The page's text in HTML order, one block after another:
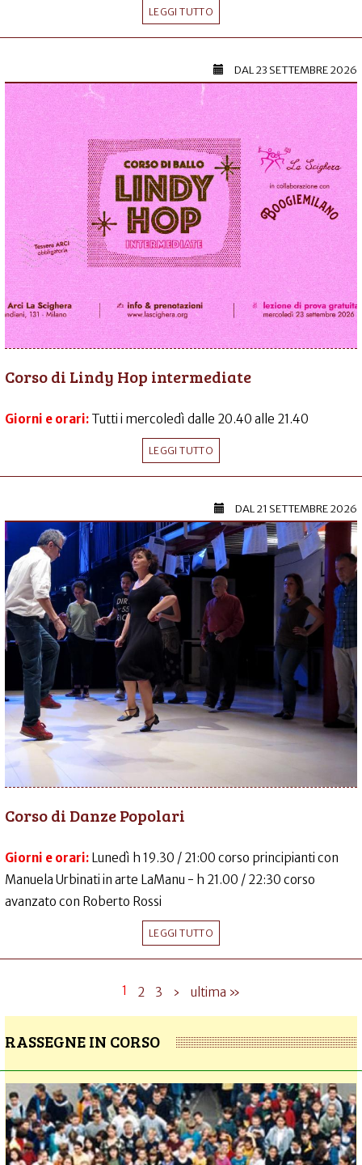
LEGGI TUTTO
DAL23 SETTEMBRE 2026
Corso di Lindy Hop intermediate
Giorni e orari: Tutti i mercoledì dalle 20.40 alle 21.40
LEGGI TUTTO
DAL21 SETTEMBRE 2026
Corso di Danze Popolari
Giorni e orari: Lunedì h 19.30 / 21:00 corso principianti con
Manuela Urbinati in arte LaManu - h 21.00 / 22:30 corso
avanzato con Roberto Rossi
LEGGI TUTTO
1 2 3 › ultima »
RASSEGNE IN CORSO